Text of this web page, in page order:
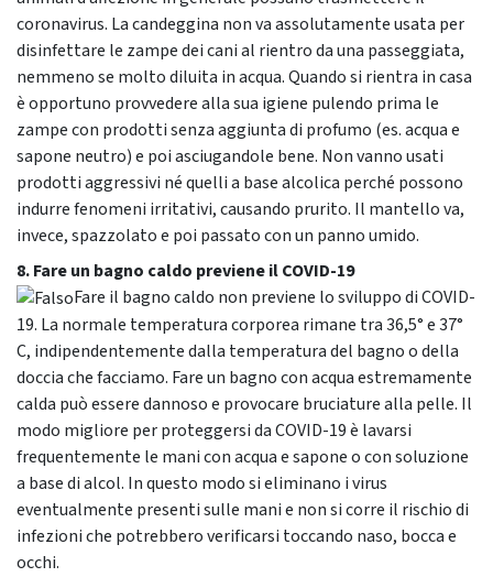
coronavirus. La candeggina non va assolutamente usata per
disinfettare le zampe dei cani al rientro da una passeggiata,
nemmeno se molto diluita in acqua. Quando si rientra in casa
è opportuno provvedere alla sua igiene pulendo prima le
zampe con prodotti senza aggiunta di profumo (es. acqua e
sapone neutro) e poi asciugandole bene. Non vanno usati
prodotti aggressivi né quelli a base alcolica perché possono
indurre fenomeni irritativi, causando prurito. Il mantello va,
invece, spazzolato e poi passato con un panno umido.
8. Fare un bagno caldo previene il COVID-19
Fare il bagno caldo non previene lo sviluppo di COVID-
19. La normale temperatura corporea rimane tra 36,5° e 37°
C, indipendentemente dalla temperatura del bagno o della
doccia che facciamo. Fare un bagno con acqua estremamente
calda può essere dannoso e provocare bruciature alla pelle. Il
modo migliore per proteggersi da COVID-19 è lavarsi
frequentemente le mani con acqua e sapone o con soluzione
a base di alcol. In questo modo si eliminano i virus
eventualmente presenti sulle mani e non si corre il rischio di
infezioni che potrebbero verificarsi toccando naso, bocca e
occhi.